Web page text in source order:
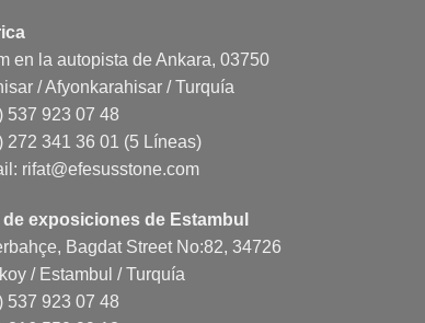
en la autopista de Ankara, 03750
/ Afyonkarahisar / Turquía
537 923 07 48
272 341 36 01 (5 Líneas)
rifat@efesusstone.com
de exposiciones de Estambul
Bagdat Street No:82, 34726
/ Estambul / Turquía
537 923 07 48